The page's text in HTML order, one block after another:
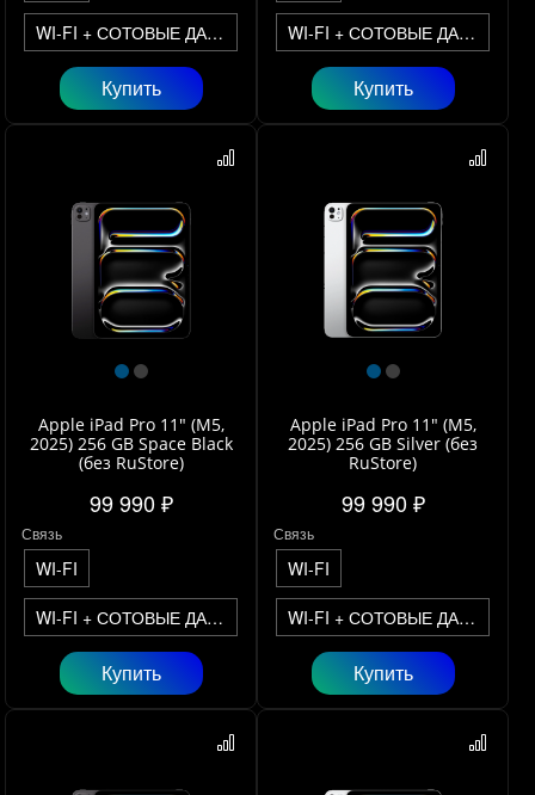
WI-FI + СОТОВЫЕ ДАННЫЕ
Купить
WI-FI + СОТОВЫЕ ДАННЫЕ
Купить
Apple iPad Pro 11" (M5,
2025) 256 GB Space Black
(без RuStore)
99 990 ₽
Связь
WI-FI
WI-FI + СОТОВЫЕ ДАННЫЕ
Купить
Apple iPad Pro 11" (M5,
2025) 256 GB Silver (без
RuStore)
99 990 ₽
Связь
WI-FI
WI-FI + СОТОВЫЕ ДАННЫЕ
Купить